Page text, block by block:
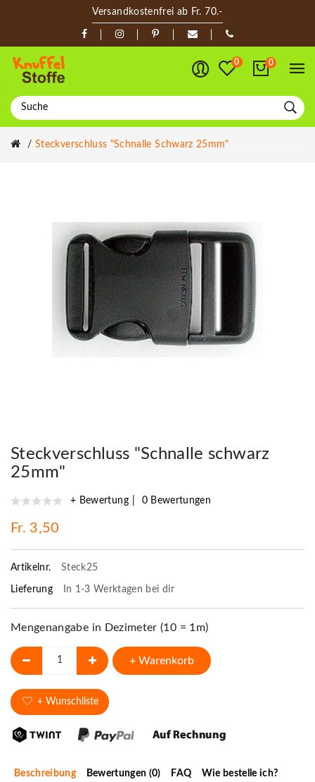
Versandkostenfrei ab Fr. 70.-
0 0
Steckverschluss "Schnalle Schwarz 25mm"
Steckverschluss "Schnalle schwarz
25mm"
+ Bewertung 0 Bewertungen
Fr. 3,50
Artikelnr. Steck25
Lieferung In 1-3 Werktagen bei dir
Mengenangabe in Dezimeter (10 = 1m)
+ Warenkorb
+ Wunschliste
Beschreibung Bewertungen (0) FAQ Wie bestelle ich?